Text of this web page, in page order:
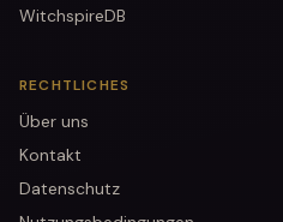
WitchspireDB
RECHTLICHES
Über uns
Kontakt
Datenschutz